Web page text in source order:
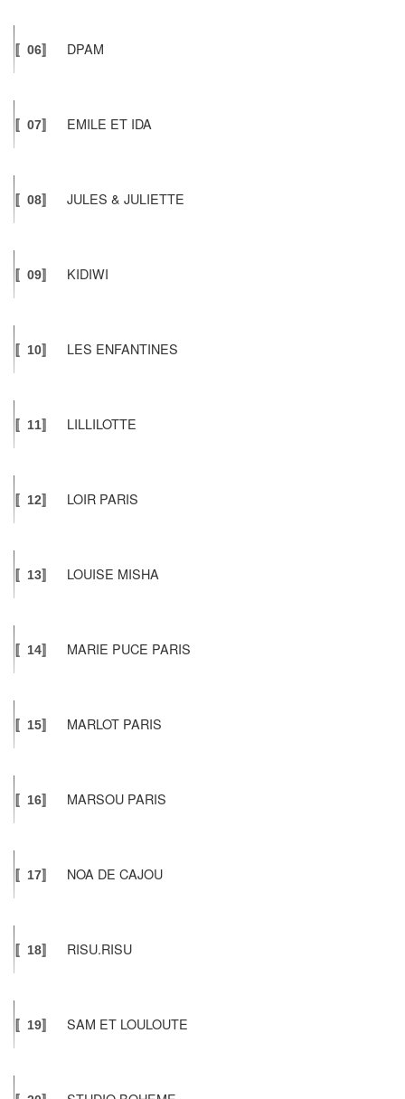
〚06〛 DPAM
〚07〛 EMILE ET IDA
〚08〛 JULES & JULIETTE
〚09〛 KIDIWI
〚10〛 LES ENFANTINES
〚11〛 LILLILOTTE
〚12〛 LOIR PARIS
〚13〛 LOUISE MISHA
〚14〛 MARIE PUCE PARIS
〚15〛 MARLOT PARIS
〚16〛 MARSOU PARIS
〚17〛 NOA DE CAJOU
〚18〛 RISU.RISU
〚19〛 SAM ET LOULOUTE